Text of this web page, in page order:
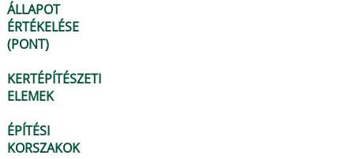
ÁLLAPOT
ÉRTÉKELÉSE
(PONT)
KERTÉPÍTÉSZETI
ELEMEK
ÉPÍTÉSI
KORSZAKOK